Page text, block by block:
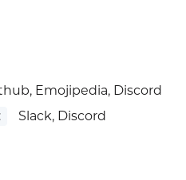
Emojipedia, Discord
Slack, Discord